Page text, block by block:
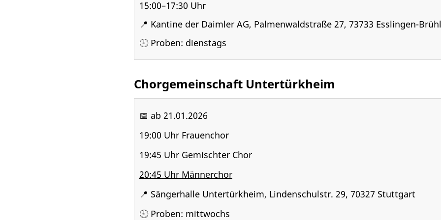
15:00–17:30 Uhr
📍 Kantine der Daimler AG, Palmenwaldstraße 27, 73733 Esslingen-Brühl
🕘 Proben: dienstags
Chorgemeinschaft Untertürkheim
📅 ab 21.01.2026
19:00 Uhr Frauenchor
19:45 Uhr Gemischter Chor
20:45 Uhr Männerchor
📍 Sängerhalle Untertürkheim, Lindenschulstr. 29, 70327 Stuttgart
🕘 Proben: mittwochs